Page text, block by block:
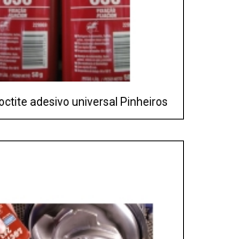
adesivo universal Pinheiros